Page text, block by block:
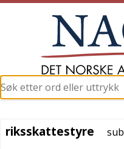
riksskattestyre